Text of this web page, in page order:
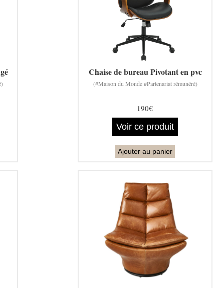
Chaise de bureau Pivotant en pvc
(#Maison du Monde #Partenariat rémunéré)
190€
Voir ce produit
Ajouter au panier